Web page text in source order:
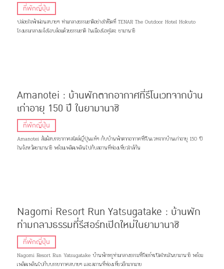
ที่พักญี่ปุ่น
ปล่อยใจพักผ่อนสบายๆ ท่ามกลางธรรมชาติอย่างให้ชิดที่ TENAR The Outdoor Hotel Hokuto
โรงแรมกลางแจ้งโอบล้อมด้วยธรรมชาติ ในเมืองโฮคุโตะ ยามานาชิ
Amanotei : บ้านพักตากอากาศที่รีโนเวทจากบ้าน
เก่าอายุ 150 ปี ในยามานาชิ
ที่พักญี่ปุ่น
Amanotei สัมผัสบรรยากาศสไตล์ญี่ปุ่นแท้ๆ กับบ้านพักตากอากาศที่รีโนเวทจากบ้านเก่าอายุ 150 ปี
ในจังหวัดยามานาชิ พร้อมเพลิดเพลินไปกับสถานที่ท่องเที่ยวใกล้กัน
Nagomi Resort Run Yatsugatake : บ้านพัก
ท่ามกลางธรรมที่รีสอร์ทเปิดใหม่ในยามานาชิ
ที่พักญี่ปุ่น
Nagomi Resort Run Yatsugatake บ้านพักหรูท่ามกลางธรรมที่รีสอร์ทเปิดใหม่ในยามานาชิ พร้อม
เพลิดเพลินไปกับบรรยากาศสบายๆ และสถานที่ท่องเที่ยวอีกมากมาย